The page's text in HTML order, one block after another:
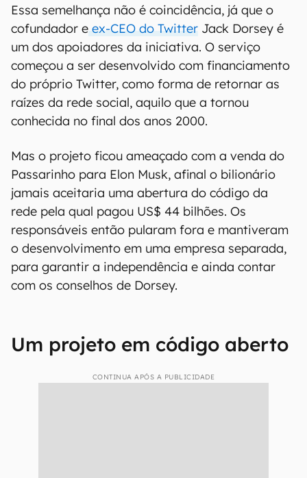
Essa semelhança não é coincidência, já que o
cofundador e ex-CEO do Twitter Jack Dorsey é
um dos apoiadores da iniciativa. O serviço
começou a ser desenvolvido com financiamento
do próprio Twitter, como forma de retornar as
raízes da rede social, aquilo que a tornou
conhecida no final dos anos 2000.
Mas o projeto ficou ameaçado com a venda do
Passarinho para Elon Musk, afinal o bilionário
jamais aceitaria uma abertura do código da
rede pela qual pagou US$ 44 bilhões. Os
responsáveis então pularam fora e mantiveram
o desenvolvimento em uma empresa separada,
para garantir a independência e ainda contar
com os conselhos de Dorsey.
Um projeto em código aberto
CONTINUA APÓS A PUBLICIDADE